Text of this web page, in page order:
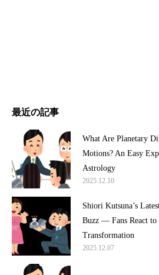
最近の記事
What Are Planetary
Motions? An Easy
Astrology
2025.12.10
Shiori Kutsuna’s
Buzz — Fans React to
Transformation
2025.12.07